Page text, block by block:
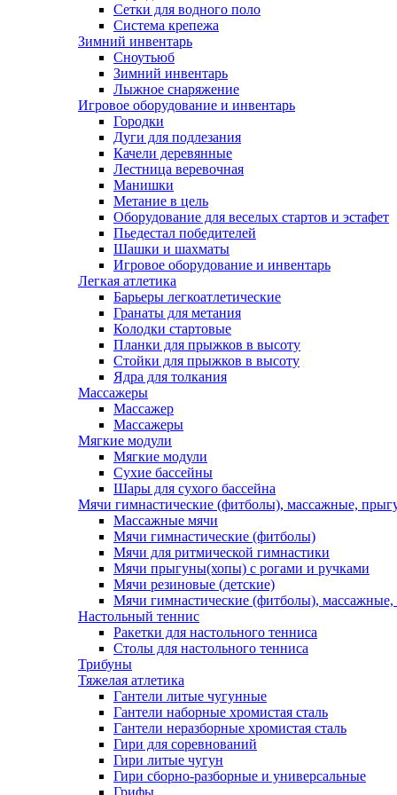
Сетки для водного поло
Система крепежа
Зимний инвентарь
Сноутьюб
Зимний инвентарь
Лыжное снаряжение
Игровое оборудование и инвентарь
Городки
Дуги для подлезания
Качели деревянные
Лестница веревочная
Манишки
Метание в цель
Оборудование для веселых стартов и эстафет
Пьедестал победителей
Шашки и шахматы
Игровое оборудование и инвентарь
Легкая атлетика
Барьеры легкоатлетические
Гранаты для метания
Колодки стартовые
Планки для прыжков в высоту
Стойки для прыжков в высоту
Ядра для толкания
Массажеры
Массажер
Массажеры
Мягкие модули
Мягкие модули
Сухие бассейны
Шары для сухого бассейна
Мячи гимнастические (фитболы), массажные,
Массажные мячи
Мячи гимнастические (фитболы)
Мячи для ритмической гимнастики
Мячи прыгуны(хопы) с рогами и ручками
Мячи резиновые (детские)
Мячи гимнастические (фитболы),
Настольный теннис
Ракетки для настольного тенниса
Столы для настольного тенниса
Трибуны
Тяжелая атлетика
Гантели литые чугунные
Гантели наборные хромистая сталь
Гантели неразборные хромистая сталь
Гири для соревнований
Гири литые чугун
Гири сборно-разборные и универсальные
Грифы